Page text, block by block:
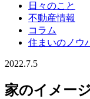
日々のこと
不動産情報
コラム
住まいのノウ
2022.7.5
家のイメー